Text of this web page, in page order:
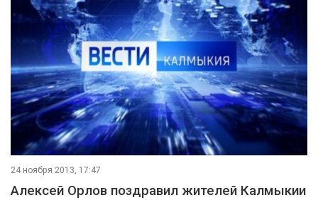
24 ноября 2013, 17:47
Алексей Орлов поздравил жителей Калмыкии